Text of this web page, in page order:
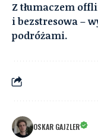
Z tłumaczem
i bezstresowa –
podróżami.
OSKAR GAJZLER